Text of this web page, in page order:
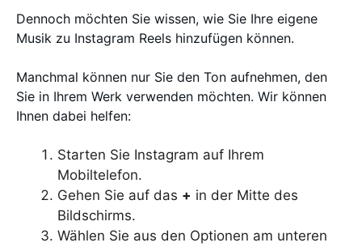
Dennoch möchten Sie wissen, wie Sie Ihre eigene
Musik zu Instagram Reels hinzufügen können.
Manchmal können nur Sie den Ton aufnehmen, den
Sie in Ihrem Werk verwenden möchten. Wir können
Ihnen dabei helfen:
Starten Sie Instagram auf Ihrem
Mobiltelefon.
Gehen Sie auf das + in der Mitte des
Bildschirms.
Wählen Sie aus den Optionen am unteren